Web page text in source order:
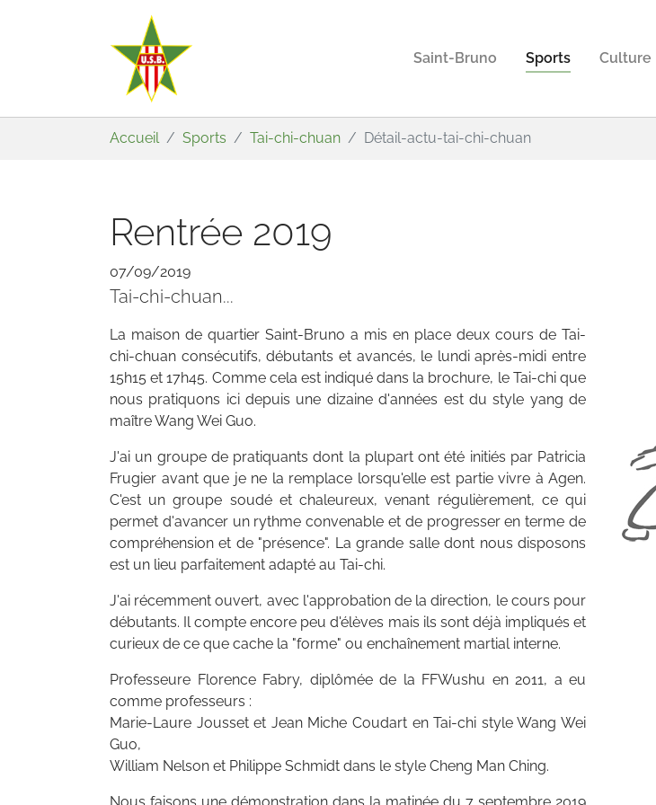
Saint-Bruno Sports Culture
Accueil Sports Tai-chi-chuan Détail-actu-tai-chi-chuan
Rentrée 2019
07/09/2019
Tai-chi-chuan...
La maison de quartier Saint-Bruno a mis en place deux cours de Tai-
chi-chuan consécutifs, débutants et avancés, le lundi après-midi entre
15h15 et 17h45. Comme cela est indiqué dans la brochure, le Tai-chi que
nous pratiquons ici depuis une dizaine d'années est du style yang de
maître Wang Wei Guo.
J'ai un groupe de pratiquants dont la plupart ont été initiés par Patricia
Frugier avant que je ne la remplace lorsqu'elle est partie vivre à Agen.
C'est un groupe soudé et chaleureux, venant régulièrement, ce qui
permet d'avancer un rythme convenable et de progresser en terme de
compréhension et de "présence". La grande salle dont nous disposons
est un lieu parfaitement adapté au Tai-chi.
J'ai récemment ouvert, avec l'approbation de la direction, le cours pour
débutants. Il compte encore peu d'élèves mais ils sont déjà impliqués et
curieux de ce que cache la "forme" ou enchaînement martial interne.
Professeure Florence Fabry, diplômée de la FFWushu en 2011, a eu
comme professeurs :
Marie-Laure Jousset et Jean Miche Coudart en Tai-chi style Wang Wei
Guo,
William Nelson et Philippe Schmidt dans le style Cheng Man Ching.